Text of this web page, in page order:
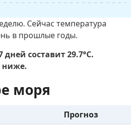
Сейчас температура
в прошлые годы.
составит 29.7°C.
ниже.
моря
Прогноз